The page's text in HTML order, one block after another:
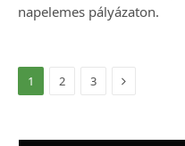
napelemes pályázaton.
1 2 3 Következő